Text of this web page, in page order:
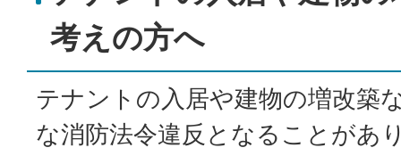
考えの方へ
テナントの入居や建物の増改築
な消防法令違反となることがあ